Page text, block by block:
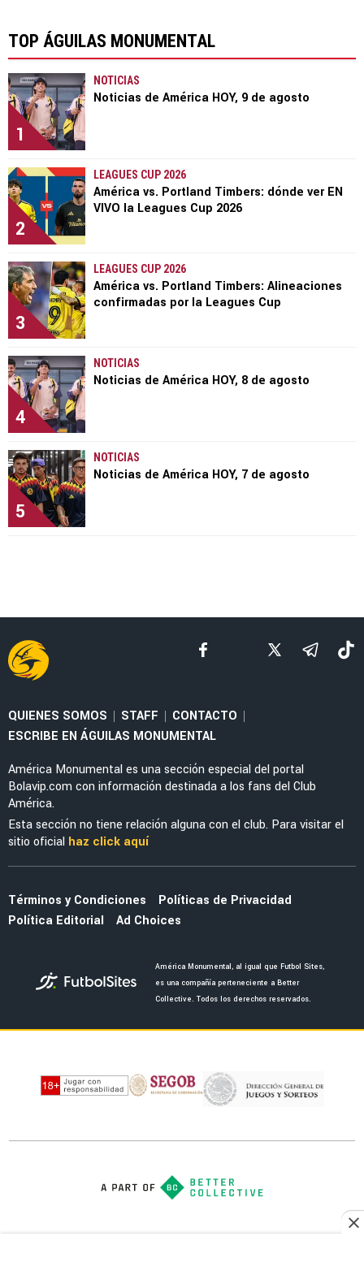
TOP ÁGUILAS MONUMENTAL
1
NOTICIAS
Noticias de América HOY, 9 de agosto
2
LEAGUES CUP 2026
América vs. Portland Timbers: dónde ver EN
VIVO la Leagues Cup 2026
3
LEAGUES CUP 2026
América vs. Portland Timbers: Alineaciones
confirmadas por la Leagues Cup
4
NOTICIAS
Noticias de América HOY, 8 de agosto
5
NOTICIAS
Noticias de América HOY, 7 de agosto
QUIENES SOMOS | STAFF | CONTACTO |
ESCRIBE EN ÁGUILAS MONUMENTAL
América Monumental es una sección especial del portal
Bolavip.com con información destinada a los fans del Club
América.
Esta sección no tiene relación alguna con el club. Para visitar el
sitio oficial haz click aquí
Términos y Condiciones
Políticas de Privacidad
Política Editorial
Ad Choices
América Monumental, al igual que Futbol Sites,
es una compañía perteneciente a Better
Collective. Todos los derechos reservados.